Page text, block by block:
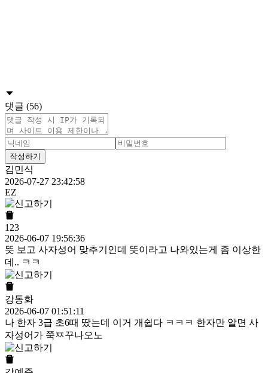
댓글 (56)
작성하기
김민식
2026-07-27 23:42:58
EZ
123
2026-06-07 19:56:36
뜻 보고 사자성어 맞추기인데 뜻이라고 나와있는게 좀 이상한
데.. ㅋㅋ
강동화
2026-06-07 01:51:11
나 한자 3급 초6때 땄는데 이거 개쉽다 ㅋㅋㅋ 한자만 알면 사
자성어가 쭉ㅉ꾸나오노